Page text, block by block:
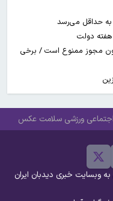
مجوز ممنوع است / برخی
ورزشی سلامت عکس
وبسایت خبری دیدبان ایران